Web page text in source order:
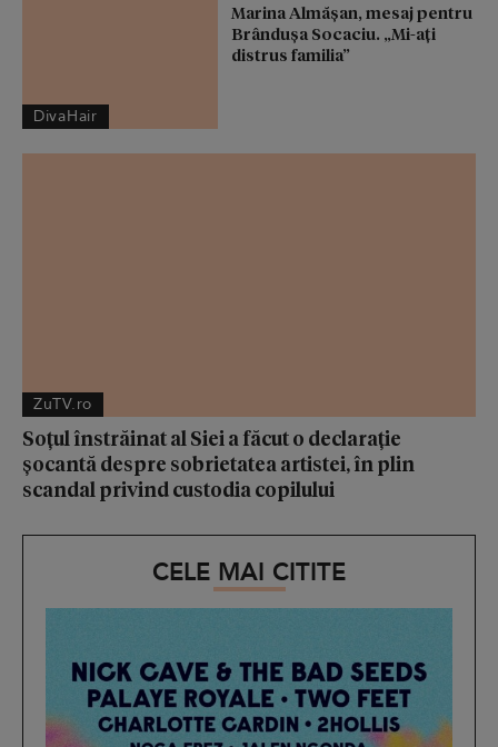
DivaHair
Marina Almășan, mesaj pentru
Brândușa Socaciu. „Mi-ați
distrus familia”
ZuTV.ro
Soțul înstrăinat al Siei a făcut o declarație
șocantă despre sobrietatea artistei, în plin
scandal privind custodia copilului
CELE MAI CITITE